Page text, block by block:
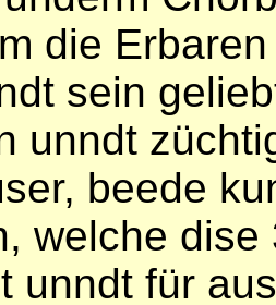
die
sein
unndt
beede
welche
unndt für